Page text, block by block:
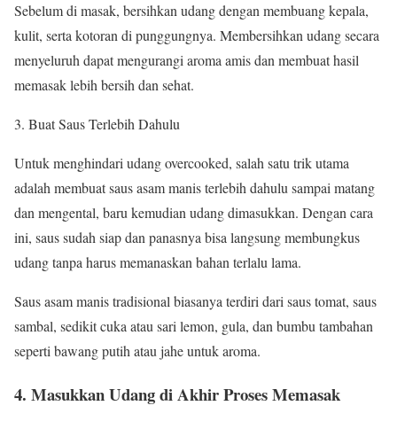
Sebelum di masak, bersihkan udang dengan membuang kepala,
kulit, serta kotoran di punggungnya. Membersihkan udang secara
menyeluruh dapat mengurangi aroma amis dan membuat hasil
memasak lebih bersih dan sehat.
Buat Saus Terlebih Dahulu
Untuk menghindari udang overcooked, salah satu trik utama
adalah membuat saus asam manis terlebih dahulu sampai matang
dan mengental, baru kemudian udang dimasukkan. Dengan cara
ini, saus sudah siap dan panasnya bisa langsung membungkus
udang tanpa harus memanaskan bahan terlalu lama.
Saus asam manis tradisional biasanya terdiri dari saus tomat, saus
sambal, sedikit cuka atau sari lemon, gula, dan bumbu tambahan
seperti bawang putih atau jahe untuk aroma.
4. Masukkan Udang di Akhir Proses Memasak